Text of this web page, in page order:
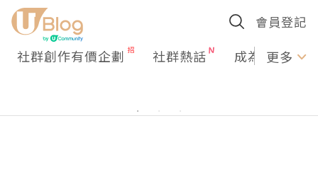
會員登記
社群創作有價企劃 社群熱話 成為U更多